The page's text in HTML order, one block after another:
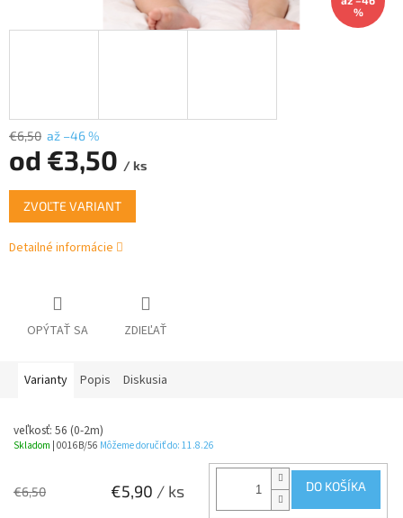
%
€6,50 až –46 %
od €3,50 / ks
Jednotková
cena:
ZVOĽTE VARIANT
Detailné informácie
OPÝTAŤ SA ZDIEĽAŤ
Varianty Popis Diskusia
veľkosť: 56 (0-2m)
Skladom | 0016B/56 Môžeme doručiť do: 11.8.26
€6,50 €5,90 / ks DO KOŠÍKA